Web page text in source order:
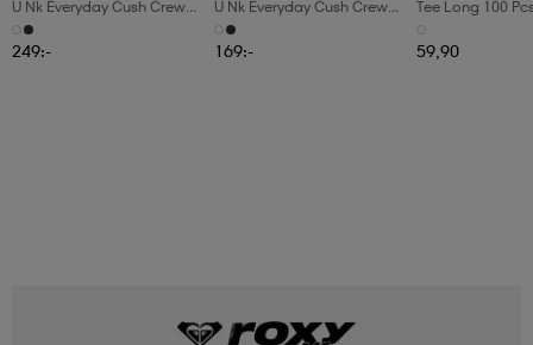
U Nk Everyday Cush Crew
6pr-Bd
249:-
U Nk Everyday Cush Crew
3pr
169:-
Tee Long 100
59,90